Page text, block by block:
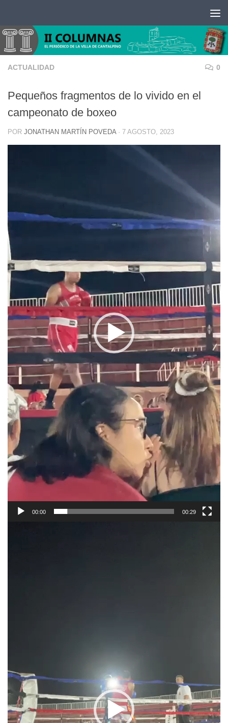
ACTUALIDAD 0
Pequeños fragmentos de lo vivido en el
campeonato de boxeo
POR JONATHAN MARTÍN POVEDA · 7 AGOSTO, 2023
00:00 00:29